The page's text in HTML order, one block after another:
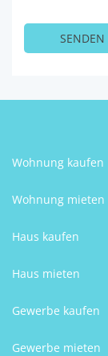
Wohnung kaufen
Wohnung mieten
Haus kaufen
Haus mieten
Gewerbe kaufen
Gewerbe mieten